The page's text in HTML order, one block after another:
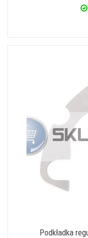
Podkładka